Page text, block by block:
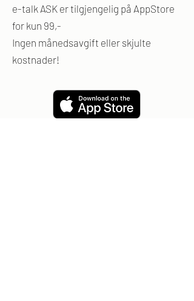
e-talk ASK er tilgjengelig på AppStore
for kun 99,-
Ingen månedsavgift eller skjulte
kostnader!